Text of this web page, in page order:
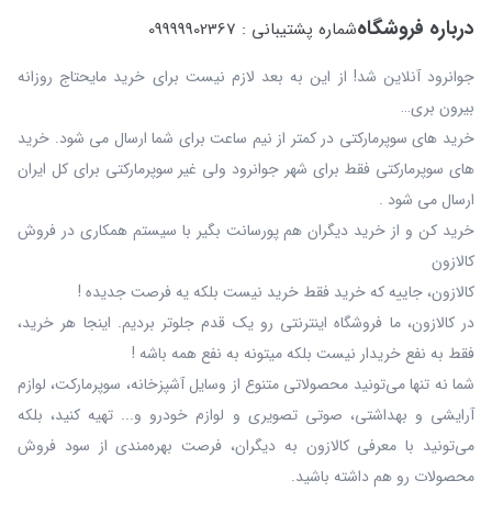
درباره فروشگاهشماره پشتیبانی : 09999902367
جوانرود آنلاین شد! از این به بعد لازم نیست برای خرید مایحتاج روزانه
بیرون بری…
خرید های سوپرمارکتی در کمتر از نیم ساعت برای شما ارسال می شود. خرید
های سوپرمارکتی فقط برای شهر جوانرود ولی غیر سوپرمارکتی برای کل ایران
ارسال می شود .
خرید کن و از خرید دیگران هم پورسانت بگیر با سیستم همکاری در فروش
کالازون
کالازون، جاییه که خرید فقط خرید نیست بلکه یه فرصت جدیده !
در کالازون، ما فروشگاه اینترنتی رو یک قدم جلوتر بردیم. اینجا هر خرید،
فقط به نفع خریدار نیست بلکه میتونه به نفع همه باشه !
شما نه‌ تنها می‌تونید محصولاتی متنوع از وسایل آشپزخانه، سوپرمارکت، لوازم
آرایشی و بهداشتی، صوتی تصویری و لوازم خودرو و... تهیه کنید، بلکه
می‌تونید با معرفی کالازون به دیگران، فرصت بهره‌مندی از سود فروش
محصولات رو هم داشته باشید.